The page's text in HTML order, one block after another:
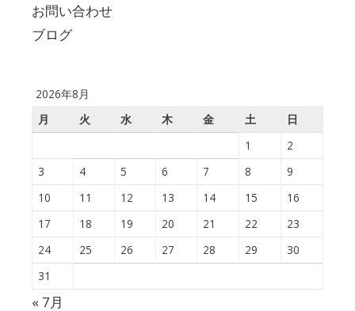
お問い合わせ
ブログ
2026年8月
月
火 水 木 金 土
日
1
2
3
4 5 6 7 8
9
10
11 12 13 14 15
16
17
18 19 20 21 22
23
24
25 26 27 28 29
30
31
« 7月